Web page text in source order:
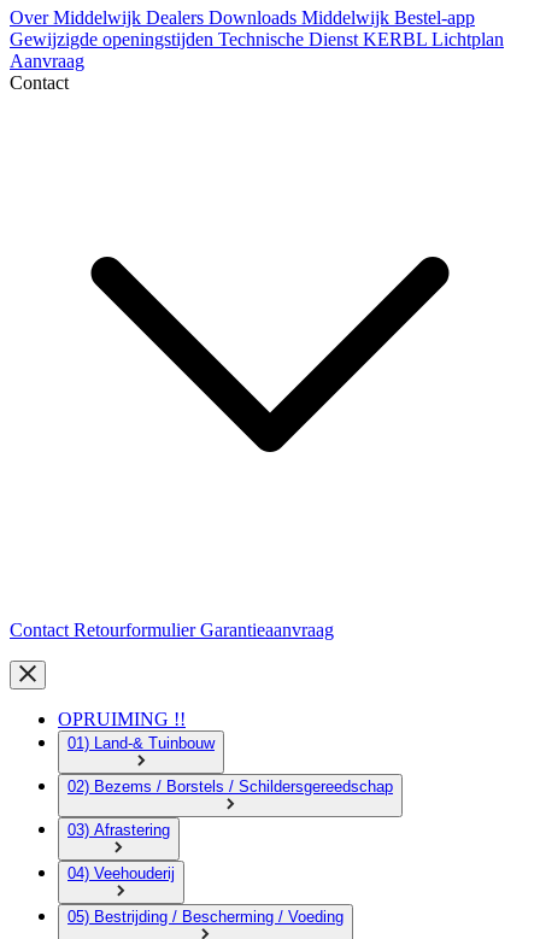
Over Middelwijk Dealers Downloads Middelwijk Bestel-app
Gewijzigde openingstijden Technische Dienst KERBL Lichtplan
Aanvraag
Contact
Contact RetourformulierGarantieaanvraag
OPRUIMING !!
01) Land-& Tuinbouw
02) Bezems / Borstels / Schildersgereedschap
03) Afrastering
04) Veehouderij
05) Bestrijding / Bescherming / Voeding